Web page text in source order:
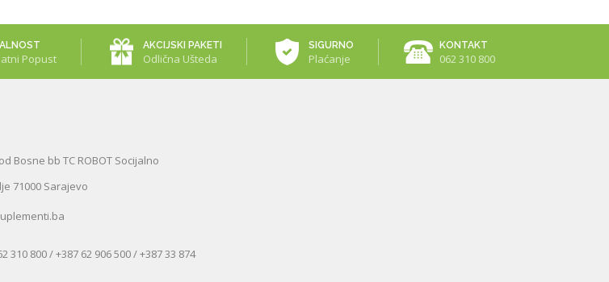
Popust
AKCIJSKI PAKETI
Odlična Ušteda
SIGURNO
Plaćanje
KONTAKT
062 310 800
Bosne bb TC ROBOT Socijalno
71000 Sarajevo
310 800 / +387 62 906 500 / +387 33 874